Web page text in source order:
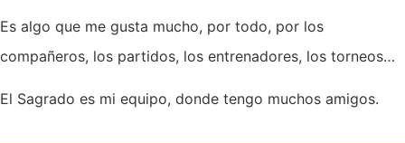
Es algo que me gusta mucho, por todo, por los
compañeros, los partidos, los entrenadores, los torneos…
El Sagrado es mi equipo, donde tengo muchos amigos.